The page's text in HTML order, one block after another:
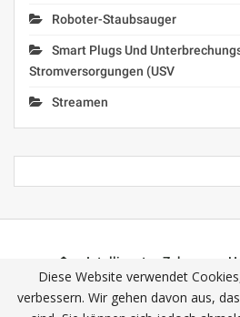
Roboter-Staubsauger
Smart Plugs Und
Stromversorgungen (USV
Streamen
Intelligentes Zuhause
Diese Website verwendet
verbessern. Wir gehen davon aus,